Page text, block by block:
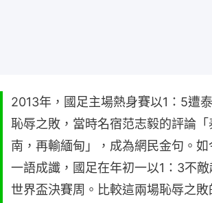
2013年，國足主場熱身賽以1：5遭
恥辱之敗，當時名宿范志毅的評論
南，再輸緬甸」，成為網民金句。如
一語成讖，國足在年初一以1：3不
世界盃決賽周。比較這兩場恥辱之